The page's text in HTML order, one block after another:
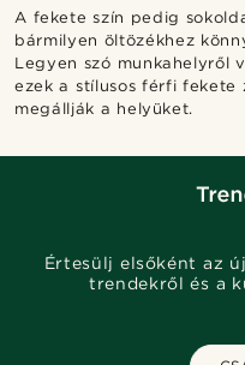
A fekete szín pedig
bármilyen öltözékhez
Legyen szó munkahelyről
ezek a stílusos férfi fekete
megállják a helyüket.
Értesülj elsőként az
trendekről és a